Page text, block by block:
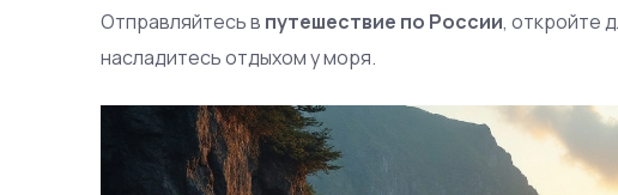
Отправляйтесь в путешествие по России, откройте
насладитесь отдыхом у моря.